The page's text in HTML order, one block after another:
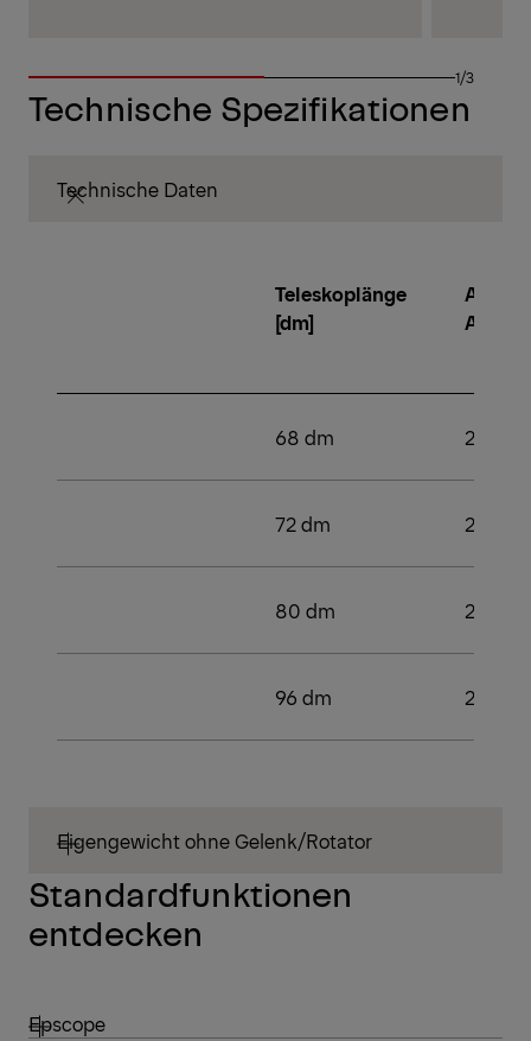
1/3
Technische Spezifikationen
Technische Daten
Teleskoplänge
[dm]
Anzahl
68 dm 2
72 dm 2
80 dm 2
96 dm 2
Eigengewicht ohne Gelenk/Rotator
Standardfunktionen
entdecken
Epscope